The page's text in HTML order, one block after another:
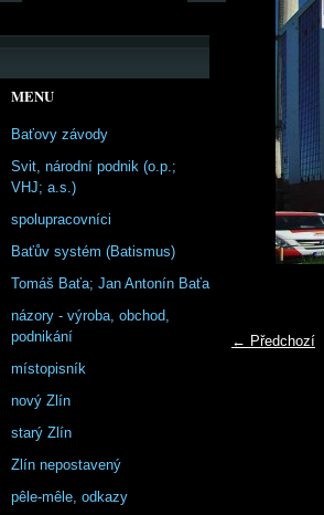
← Předchozí
MENU
Baťovy závody
Svit, národní podnik (o.p.;
VHJ; a.s.)
spolupracovníci
Baťův systém (Batismus)
Tomáš Baťa; Jan Antonín Baťa
názory - výroba, obchod,
podnikání
místopisník
nový Zlín
starý Zlín
Zlín nepostavený
pêle-mêle, odkazy